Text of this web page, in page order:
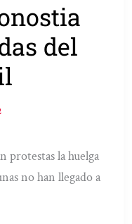
del
protestas la huelga
no han llegado a